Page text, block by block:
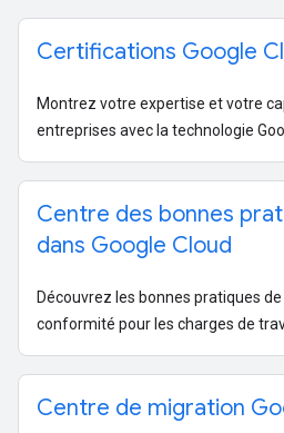
Certifications Google
Montrez votre expertise et votre
entreprises avec la technologie
Centre des bonnes
dans Google Cloud
Découvrez les bonnes pratiques
conformité pour les charges de
Centre de migration